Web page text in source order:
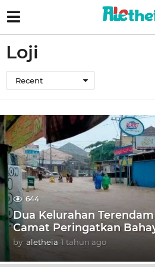
Loji
Recent
644
Dua Kelurahan
Camat Peringatkan
by aletheia 1 tahun ago
a